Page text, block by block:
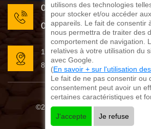
05 33 06 22 81
07 80 33 28 62
176 avenue de Limoges
87270 Couzeix
©2025 - 2026 Tout droit réservé
utilisons des technologies
pour stocker et/ou accéder
appareils. Le fait de consentir
nous permettra de traiter des
comportement de navigation.
relatives à votre utilisation du
avec Google.
(En savoir + sur l'utilisation
Le fait de ne pas consentir ou
consentement peut avoir un
certaines caractéristiques et
J'accepte Je refuse